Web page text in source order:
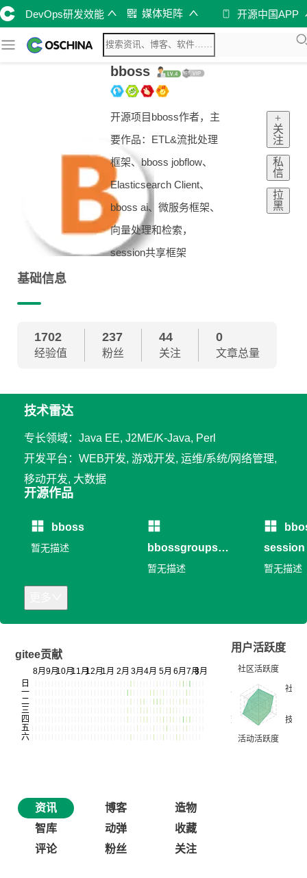
DevOps研发效能 媒体矩阵 开源中国APP
bboss
开源项目bboss作者，主
要作品：ETL&流批处理
框架、bboss jobflow、
Elasticsearch Client、
bboss ai、微服务框架、
向量处理和检索，
session共享框架
+
关
注
私
信
拉
黑
基础信息
1702
经验值
237
粉丝
44
关注
0
文章总量
技术雷达
专长领域：Java EE, J2ME/K-Java, Perl
开发平台：WEB开发, 游戏开发, 运维/系统/网络管理,
移动开发, 大数据
开源作品
bboss
暂无描述
bbossgroups
RPC
暂无描述
session
暂无描述
gitee贡献
用户活跃度
资讯 博客
造物
智库
动弹
收藏
评论
粉丝 关注